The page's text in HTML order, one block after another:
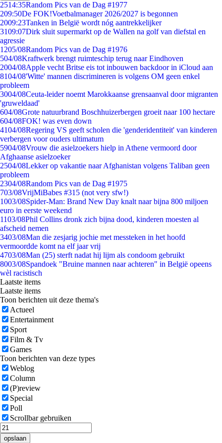
2514:35Random Pics van de Dag #1977
209:50De FOK!Voetbalmanager 2026/2027 is begonnen
2009:23Tanken in België wordt nóg aantrekkelijker
3109:07Dirk sluit supermarkt op de Wallen na golf van diefstal en
agressie
1205/08Random Pics van de Dag #1976
504/08Kraftwerk brengt ruimteschip terug naar Eindhoven
2004/08Apple vecht Britse eis tot inbouwen backdoor in iCloud aan
8104/08'Witte' mannen discrimineren is volgens OM geen enkel
probleem
3004/08Ceuta-leider noemt Marokkaanse grensaanval door migranten
'gruweldaad'
604/08Grote natuurbrand Boschhuizerbergen groeit naar 100 hectare
604/08FOK! was even down
4104/08Regering VS geeft scholen die 'genderidentiteit' van kinderen
verbergen voor ouders ultimatum
5904/08Vrouw die asielzoekers hielp in Athene vermoord door
Afghaanse asielzoeker
2504/08Lekker op vakantie naar Afghanistan volgens Taliban geen
probleem
2304/08Random Pics van de Dag #1975
703/08VrijMiBabes #315 (not very sfw!)
1003/08Spider-Man: Brand New Day knalt naar bijna 800 miljoen
euro in eerste weekend
1103/08Phil Collins dronk zich bijna dood, kinderen moesten al
afscheid nemen
3403/08Man die zesjarig jochie met messteken in het hoofd
vermoordde komt na elf jaar vrij
4703/08Man (25) sterft nadat hij lijm als condoom gebruikt
8003/08Spandoek "Bruine mannen naar achteren" in België opeens
wèl racistisch
Laatste items
Laatste items
Toon berichten uit deze thema's
Actueel
Entertainment
Sport
Film & Tv
Games
Toon berichten van deze types
Weblog
Column
(P)review
Special
Poll
Scrollbar gebruiken
opslaan